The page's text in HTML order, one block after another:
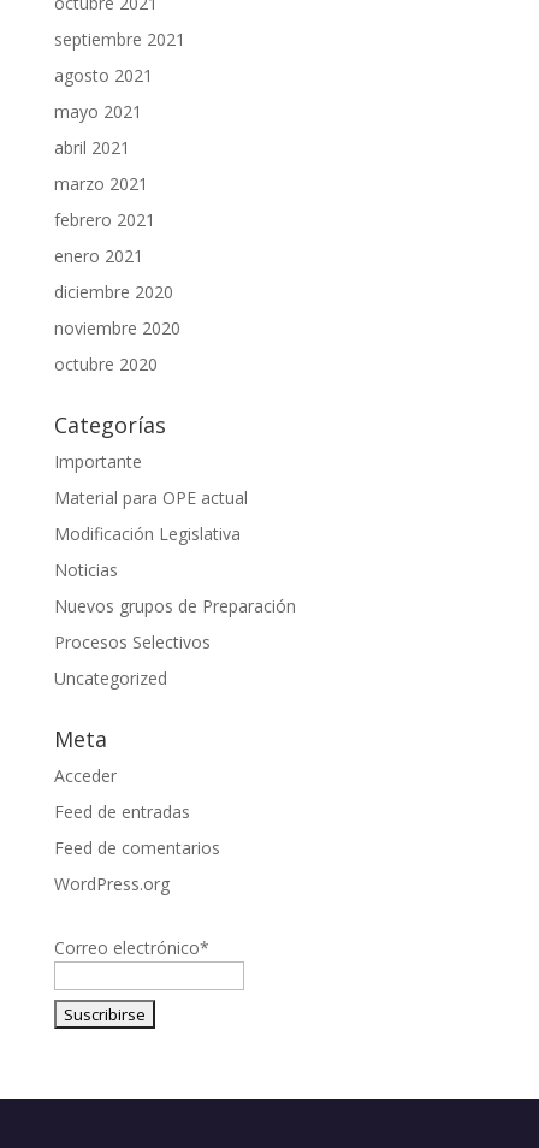
septiembre 2021
agosto 2021
mayo 2021
abril 2021
marzo 2021
febrero 2021
enero 2021
diciembre 2020
noviembre 2020
octubre 2020
Categorías
Importante
Material para OPE actual
Modificación Legislativa
Noticias
Nuevos grupos de Preparación
Procesos Selectivos
Uncategorized
Meta
Acceder
Feed de entradas
Feed de comentarios
WordPress.org
Correo electrónico*